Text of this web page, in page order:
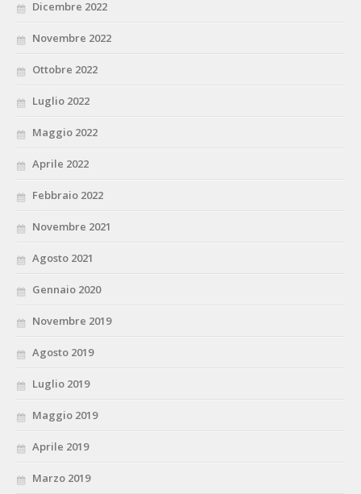
Dicembre 2022
Novembre 2022
Ottobre 2022
Luglio 2022
Maggio 2022
Aprile 2022
Febbraio 2022
Novembre 2021
Agosto 2021
Gennaio 2020
Novembre 2019
Agosto 2019
Luglio 2019
Maggio 2019
Aprile 2019
Marzo 2019